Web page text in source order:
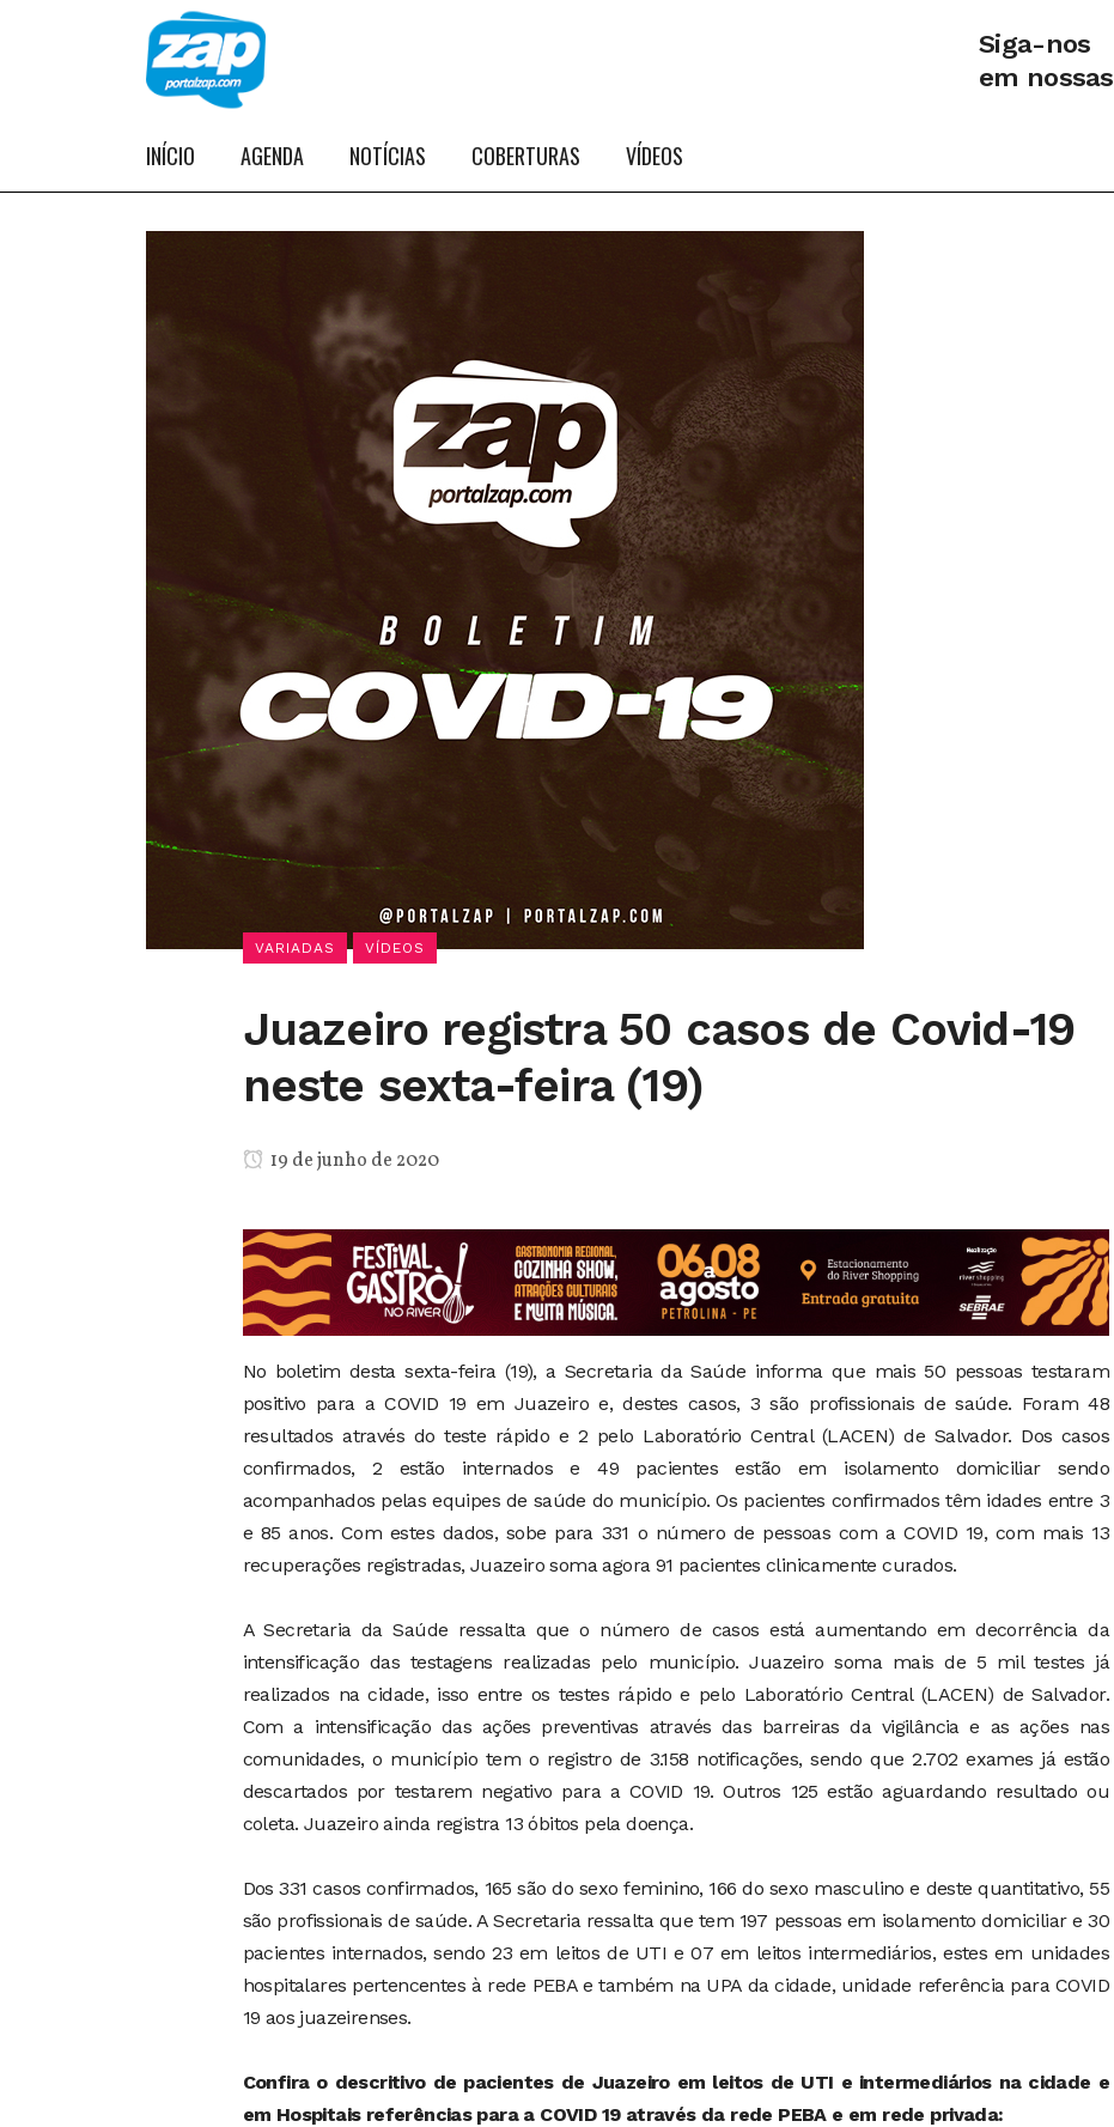
Siga-nos
em nossas
INÍCIO AGENDA NOTÍCIAS COBERTURAS VÍDEOS
VARIADAS VÍDEOS
Juazeiro registra 50 casos de Covid-19
neste sexta-feira (19)
19 de junho de 2020
No boletim desta sexta-feira (19), a Secretaria da Saúde informa que mais 50 pessoas testaram
positivo para a COVID 19 em Juazeiro e, destes casos, 3 são profissionais de saúde. Foram 48
resultados através do teste rápido e 2 pelo Laboratório Central (LACEN) de Salvador. Dos casos
confirmados, 2 estão internados e 49 pacientes estão em isolamento domiciliar sendo
acompanhados pelas equipes de saúde do município. Os pacientes confirmados têm idades entre 3
e 85 anos. Com estes dados, sobe para 331 o número de pessoas com a COVID 19, com mais 13
recuperações registradas, Juazeiro soma agora 91 pacientes clinicamente curados.
A Secretaria da Saúde ressalta que o número de casos está aumentando em decorrência da
intensificação das testagens realizadas pelo município. Juazeiro soma mais de 5 mil testes já
realizados na cidade, isso entre os testes rápido e pelo Laboratório Central (LACEN) de Salvador.
Com a intensificação das ações preventivas através das barreiras da vigilância e as ações nas
comunidades, o município tem o registro de 3.158 notificações, sendo que 2.702 exames já estão
descartados por testarem negativo para a COVID 19. Outros 125 estão aguardando resultado ou
coleta. Juazeiro ainda registra 13 óbitos pela doença.
Dos 331 casos confirmados, 165 são do sexo feminino, 166 do sexo masculino e deste quantitativo, 55
são profissionais de saúde. A Secretaria ressalta que tem 197 pessoas em isolamento domiciliar e 30
pacientes internados, sendo 23 em leitos de UTI e 07 em leitos intermediários, estes em unidades
hospitalares pertencentes à rede PEBA e também na UPA da cidade, unidade referência para COVID
19 aos juazeirenses.
Confira o descritivo de pacientes de Juazeiro em leitos de UTI e intermediários na cidade e
em Hospitais referências para a COVID 19 através da rede PEBA e em rede privada: